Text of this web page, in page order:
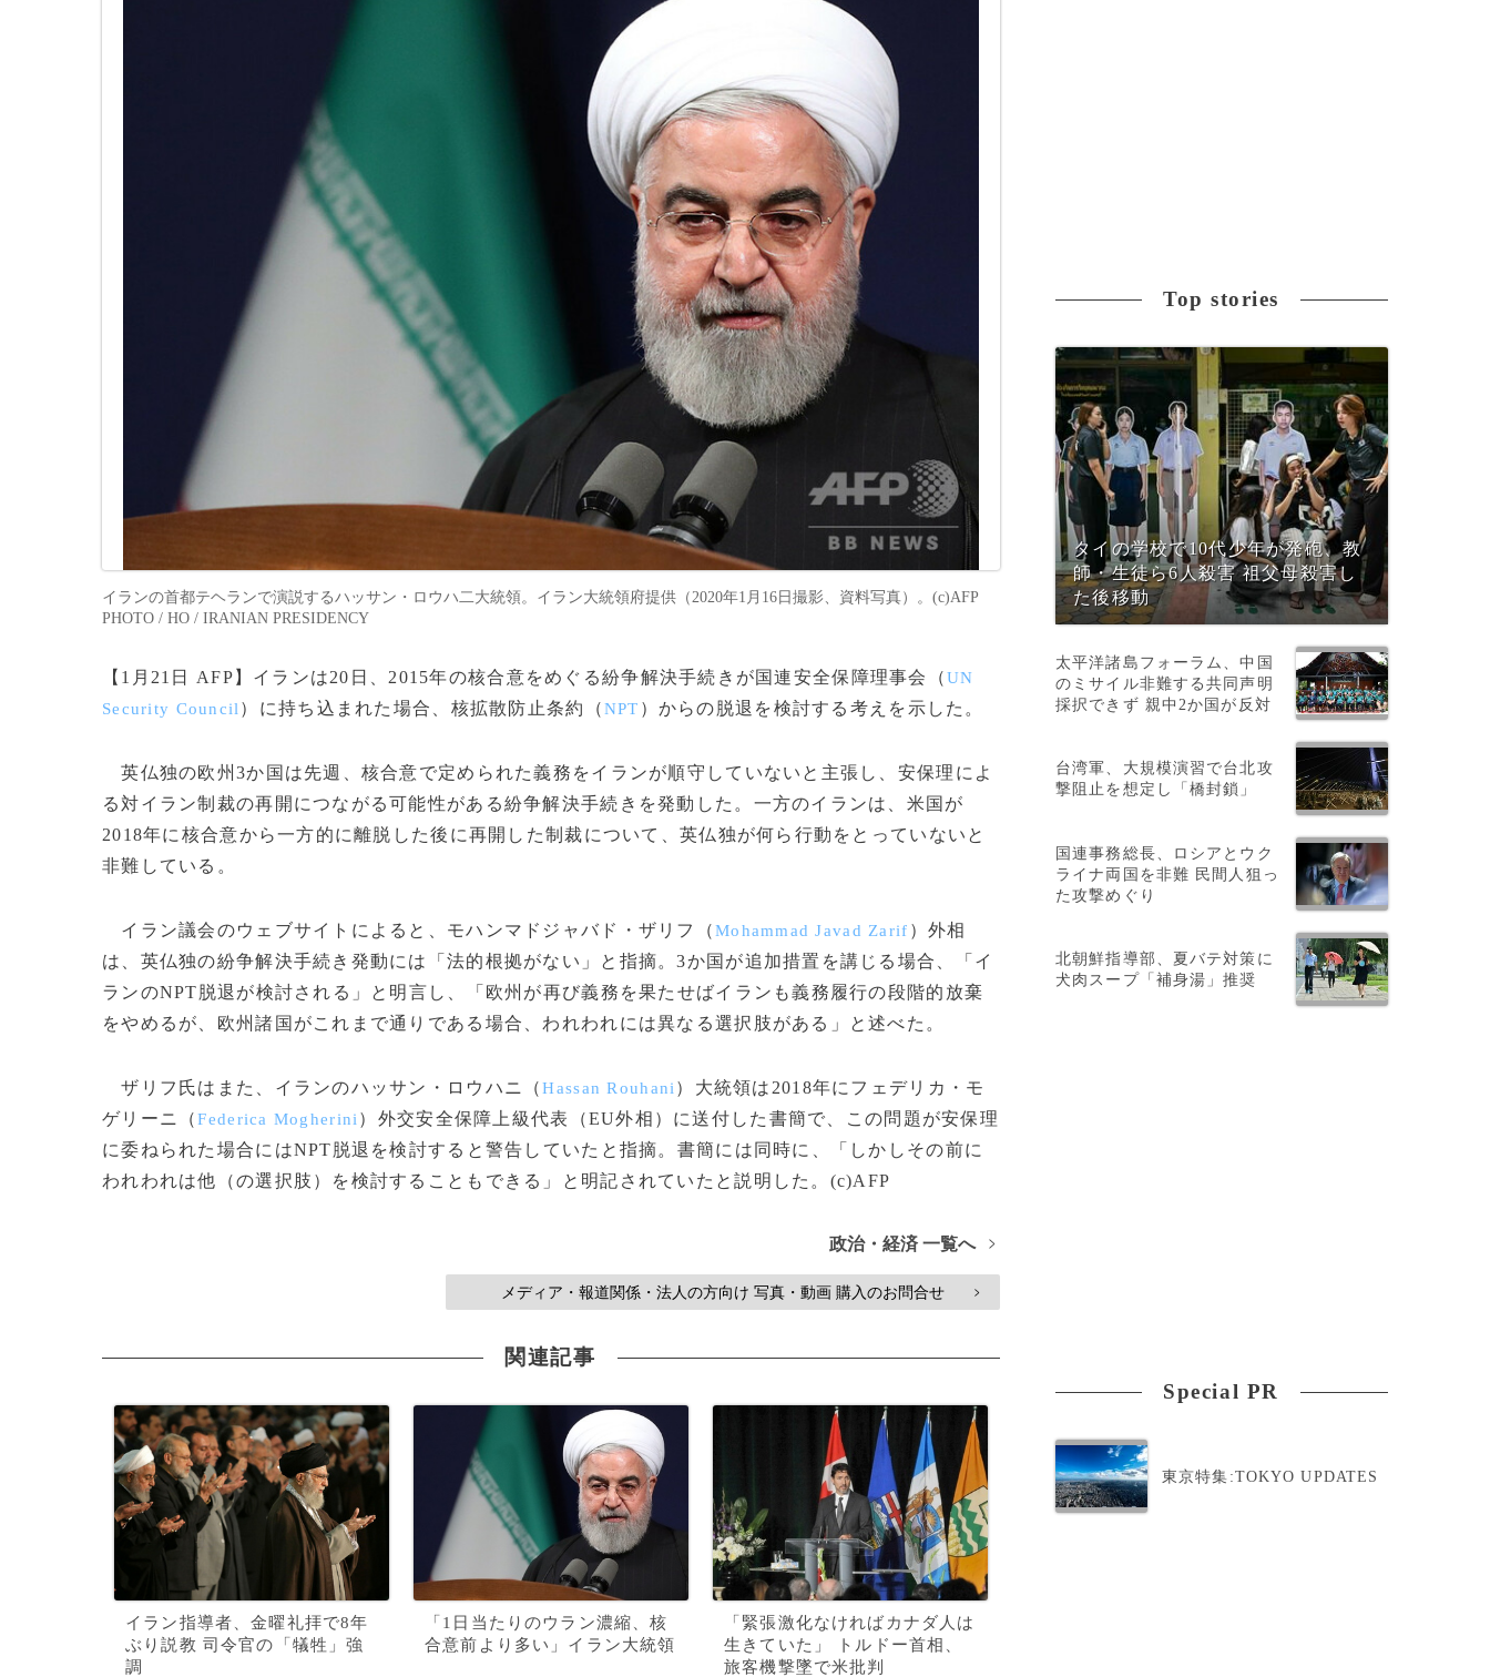
イランの首都テヘランで演説するハッサン・ロウハ二大統領。イラン大統領府提供（2020年1月16日撮影、資料写真）。(c)AFP
PHOTO / HO / IRANIAN PRESIDENCY
【1月21日 AFP】イランは20日、2015年の核合意をめぐる紛争解決手続きが国連安全保障理事会（UN
Security Council ）に持ち込まれた場合、核拡散防止条約（NPT ）からの脱退を検討する考えを示した。
英仏独の欧州3か国は先週、核合意で定められた義務をイランが順守していないと主張し、安保理によ
る対イラン制裁の再開につながる可能性がある紛争解決手続きを発動した。一方のイランは、米国が
2018年に核合意から一方的に離脱した後に再開した制裁について、英仏独が何ら行動をとっていないと
非難している。
イラン議会のウェブサイトによると、モハンマドジャバド・ザリフ（Mohammad Javad Zarif ）外相
は、英仏独の紛争解決手続き発動には「法的根拠がない」と指摘。3か国が追加措置を講じる場合、「イ
ランのNPT脱退が検討される」と明言し、「欧州が再び義務を果たせばイランも義務履行の段階的放棄
をやめるが、欧州諸国がこれまで通りである場合、われわれには異なる選択肢がある」と述べた。
ザリフ氏はまた、イランのハッサン・ロウハニ（Hassan Rouhani ）大統領は2018年にフェデリカ・モ
ゲリーニ（Federica Mogherini ）外交安全保障上級代表（EU外相）に送付した書簡で、この問題が安保理
に委ねられた場合にはNPT脱退を検討すると警告していたと指摘。書簡には同時に、「しかしその前に
われわれは他（の選択肢）を検討することもできる」と明記されていたと説明した。(c)AFP
政治・経済 一覧へ >
メディア・報道関係・法人の方向け 写真・動画 購入のお問合せ >
関連記事
イラン指導者、金曜礼拝で8年
ぶり説教 司令官の「犠牲」強
調
「1日当たりのウラン濃縮、核
合意前より多い」イラン大統領
「緊張激化なければカナダ人は
生きていた」 トルドー首相、
旅客機撃墜で米批判
Top stories
タイの学校で10代少年が発砲、教
師・生徒ら6人殺害 祖父母殺害し
た後移動
太平洋諸島フォーラム、中国
のミサイル非難する共同声明
採択できず 親中2か国が反対
台湾軍、大規模演習で台北攻
撃阻止を想定し「橋封鎖」
国連事務総長、ロシアとウク
ライナ両国を非難 民間人狙っ
た攻撃めぐり
北朝鮮指導部、夏バテ対策に
犬肉スープ「補身湯」推奨
Special PR
東京特集:TOKYO UPDATES